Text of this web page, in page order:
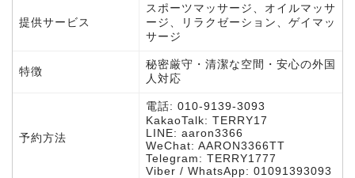
提供サービス
スポーツマッサージ、オイルマッサ
ージ、リラクゼーション、ゲイマッ
サージ
特徴
秘密厳守・清潔な空間・安心の外国
人対応
予約方法
電話: 010-9139-3093
KakaoTalk: TERRY17
LINE: aaron3366
WeChat: AARON3366TT
Telegram: TERRY1777
Viber / WhatsApp: 01091393093